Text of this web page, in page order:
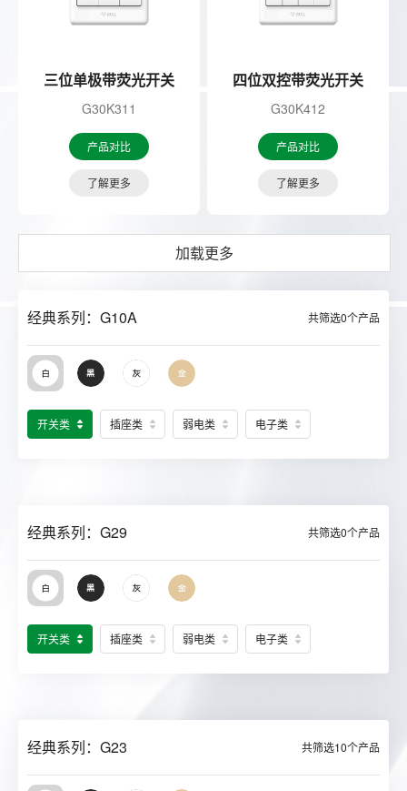
三位单极带荧光开关
G30K311
产品对比
了解更多
四位双控带荧光开关
G30K412
产品对比
了解更多
加载更多
经典系列：G10A 共筛选0个产品
开关类 插座类 弱电类 电子类
经典系列：G29 共筛选0个产品
开关类 插座类 弱电类 电子类
经典系列：G23 共筛选10个产品